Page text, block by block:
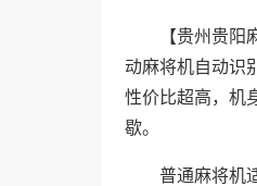
【贵州贵
动麻将机自动识
性价比超高，机
歇。
普通麻将机